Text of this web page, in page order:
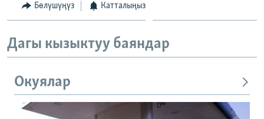
Бөлүшүңүз Катталыңыз
Дагы кызыктуу баяндар
Окуялар